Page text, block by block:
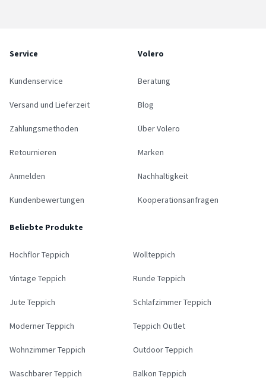
Service
Kundenservice
Versand und Lieferzeit
Zahlungsmethoden
Retournieren
Anmelden
Kundenbewertungen
Volero
Beratung
Blog
Über Volero
Marken
Nachhaltigkeit
Kooperationsanfragen
Beliebte Produkte
Hochflor Teppich Wollteppich
Vintage Teppich Runde Teppich
Jute Teppich Schlafzimmer Teppich
Moderner Teppich Teppich Outlet
Wohnzimmer Teppich Outdoor Teppich
Waschbarer Teppich Balkon Teppich